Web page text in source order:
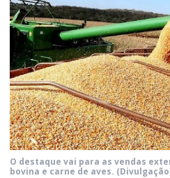
O destaque vai para as vendas
bovina e carne de aves.